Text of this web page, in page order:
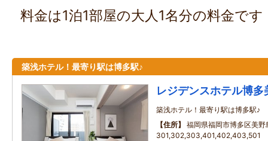
料金は1泊1部屋の大人1名分の料金で
築浅ホテル！最寄り駅は博多駅♪
レジデンスホテル博多
築浅ホテル！最寄り駅は博多駅♪
住所
福岡県福岡市博多区美
301,302,303,401,402,403,501